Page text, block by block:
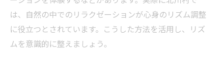
は、自然の中でのリラクゼーションが心身のリズム調整
に役立つとされています。こうした方法を活用し、リズ
ムを意識的に整えましょう。